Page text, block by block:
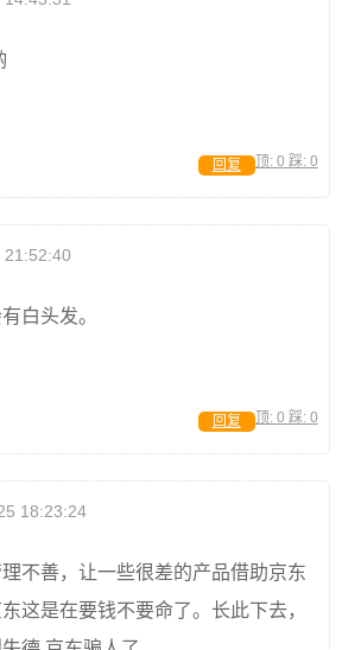
顶: 0 踩: 0
回复
白头发。
顶: 0 踩: 0
回复
18:23:24
不善，让一些很差的产品借助京东
这是在要钱不要命了。长此下去，